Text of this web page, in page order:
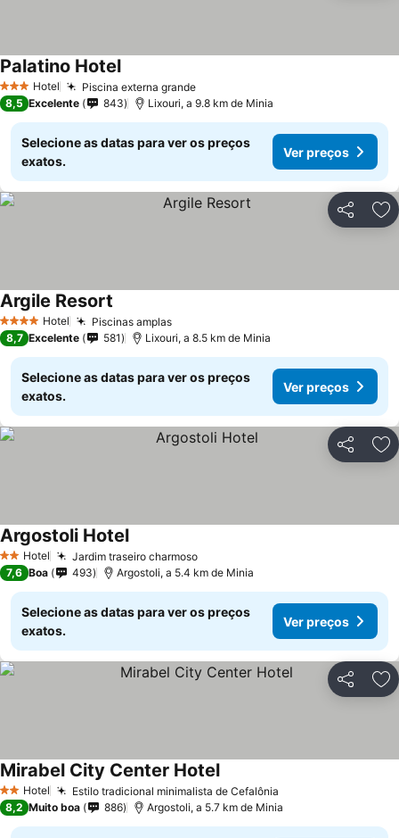
3 EstrelasHotel Piscina externa grandeVer preços
Palatino HotelVer preços
8,5 Excelente 843 Lixouri, a 9.8 km de Minia
Selecione as datas para ver os preços
exatos.
Ver preços
Partilhar
4 EstrelasHotel Piscinas amplasVer preços
Argile Resort
8,7 Excelente 581 Lixouri, a 8.5 km de Minia
Selecione as datas para ver os preços
exatos.
Ver preços
Partilhar
2 Estrelas
Hotel Jardim traseiro charmosoVer preços
Argostoli HotelVer preços
7,6 Boa 493 Argostoli, a 5.4 km de Minia
Selecione as datas para ver os preços
exatos.
Ver preços
Partilhar
2 Estrelas
Hotel Estilo tradicional minimalista de Cefalônia
Mirabel City Center HotelVer preços
8,2 Muito boa 886 Argostoli, a 5.7 km de Minia